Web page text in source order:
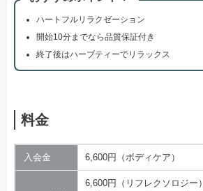
ハートフルリラクゼーション
開始10分までなら品質保証付き
終了後はハーブティーでリラックス
料金
入会金 6,600円（ボディケア）
6,600円（リフレクソロジー）